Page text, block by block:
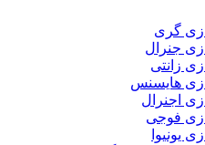
گری
جنرال
زانتی
هایسنس
اجنرال
فوجی
یونیوا